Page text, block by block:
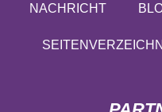
NACHRICHT